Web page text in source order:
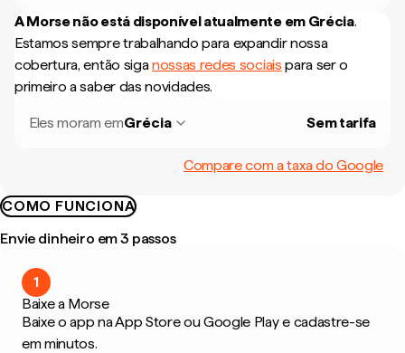
A Morse não está disponível atualmente em Grécia.
Estamos sempre trabalhando para expandir nossa
cobertura, então siganossas redes sociais para ser o
primeiro a saber das novidades.
Eles moram emGrécia Sem tarifa
Compare com a taxa do Google
COMO FUNCIONA
Envie dinheiro em 3 passos
1
Baixe a Morse
Baixe o app na App Store ou Google Play e cadastre-se
em minutos.